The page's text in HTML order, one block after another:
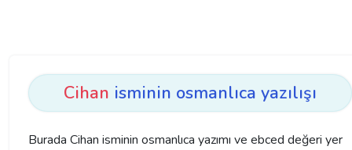
Cihan isminin osmanlıca yazılışı
Burada Cihan isminin osmanlıca yazımı ve ebced değeri yer